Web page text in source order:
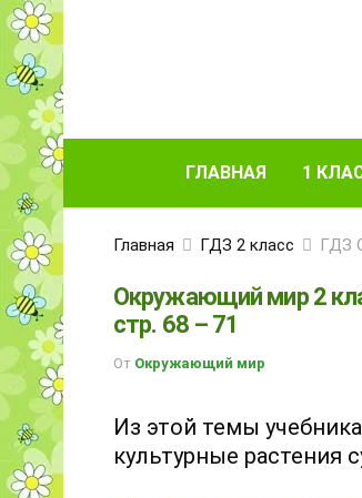
ГЛАВНАЯ 1
Главная ГДЗ 2 класс ГДЗ
Окружающий мир 2
стр. 68 – 71
От Окружающий мир
Из этой темы
культурные растения